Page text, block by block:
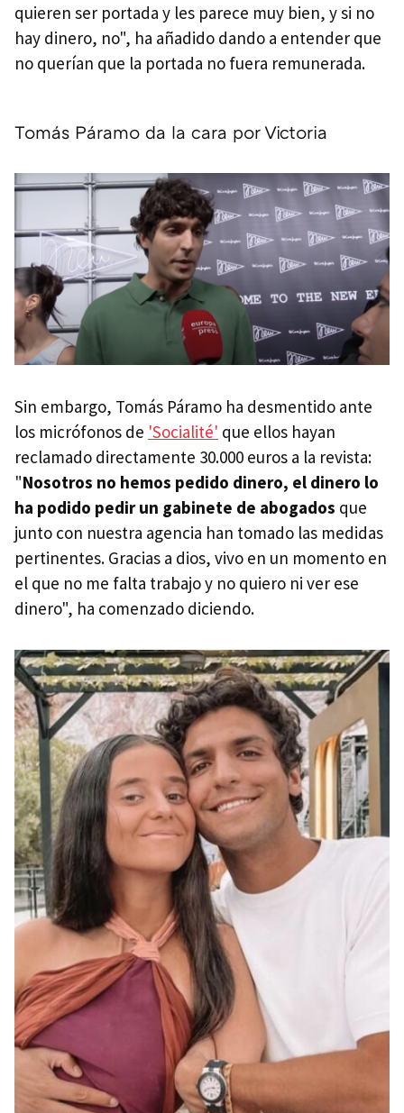
quieren ser portada y les parece muy bien, y si no
hay dinero, no", ha añadido dando a entender que
no querían que la portada no fuera remunerada.
Tomás Páramo da la cara por Victoria
Sin embargo, Tomás Páramo ha desmentido ante
los micrófonos de 'Socialité' que ellos hayan
reclamado directamente 30.000 euros a la revista:
"Nosotros no hemos pedido dinero, el dinero lo
ha podido pedir un gabinete de abogados que
junto con nuestra agencia han tomado las medidas
pertinentes. Gracias a dios, vivo en un momento en
el que no me falta trabajo y no quiero ni ver ese
dinero", ha comenzado diciendo.